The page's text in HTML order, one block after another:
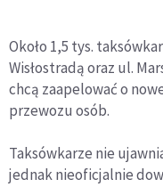
Około 1,5 tys.
Wisłostradą oraz ul.
chcą zaapelować o
przewozu osób.
Taksówkarze nie
jednak nieoficjalnie